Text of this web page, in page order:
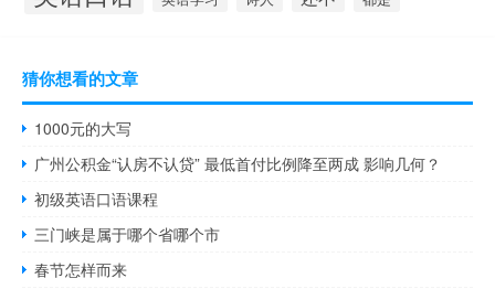
猜你想看的文章
1000元的大写
广州公积金“认房不认贷” 最低首付比例降至两成 影响几何？
初级英语口语课程
三门峡是属于哪个省哪个市
春节怎样而来